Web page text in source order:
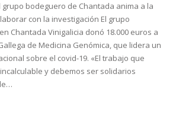
grupo bodeguero de Chantada anima a la
con la investigación El grupo
Chantada Vinigalicia donó 18.000 euros a
de Medicina Genómica, que lidera un
sobre el covid-19. «El trabajo que
y debemos ser solidarios